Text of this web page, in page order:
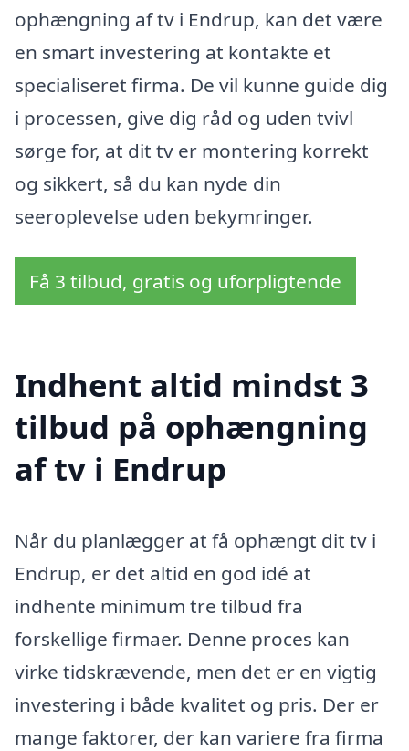
ophængning af tv i Endrup, kan det være
en smart investering at kontakte et
specialiseret firma. De vil kunne guide dig
i processen, give dig råd og uden tvivl
sørge for, at dit tv er montering korrekt
og sikkert, så du kan nyde din
seeroplevelse uden bekymringer.
Få 3 tilbud, gratis og uforpligtende
Indhent altid mindst 3
tilbud på ophængning
af tv i Endrup
Når du planlægger at få ophængt dit tv i
Endrup, er det altid en god idé at
indhente minimum tre tilbud fra
forskellige firmaer. Denne proces kan
virke tidskrævende, men det er en vigtig
investering i både kvalitet og pris. Der er
mange faktorer, der kan variere fra firma